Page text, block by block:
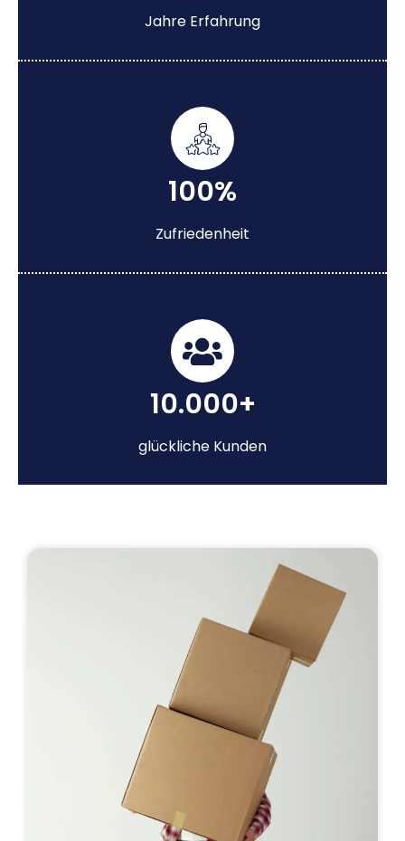
Jahre Erfahrung
100%
Zufriedenheit
10.000+
glückliche Kunden